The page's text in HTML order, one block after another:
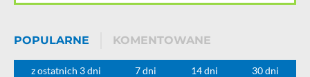
POPULARNE KOMENTOWANE
z ostatnich 3 dni 7 dni 14 dni 30 dni